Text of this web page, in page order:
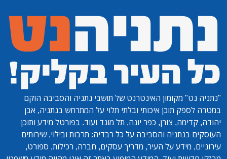
"נתניה נט" מקומון האינטרנט של תושבי נתניה והסביבה הוקם
במטרה לספק תוכן איכותי ובלתי תלוי על המתרחש בנתניה, אבן
יהודה, קדימה, צורן, כפר יונה, תל מונד ועוד. בפורטל מידע ותוכן
העוסקים בנתניה והסביבה על כל רבדיה: תרבות ובילוי, שירותים
עירוניים, מידע על העיר, מדריך עסקים, חברה, רכילות, ספורט,